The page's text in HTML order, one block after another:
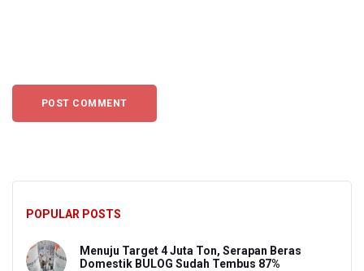
POPULAR POSTS
Menuju Target 4 Juta Ton, Serapan Beras
Domestik BULOG Sudah Tembus 87%